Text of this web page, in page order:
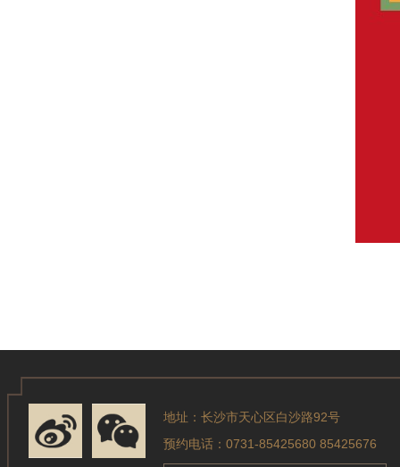
地址：长沙市天心区白沙路92号
预约电话：0731-85425680 85425676